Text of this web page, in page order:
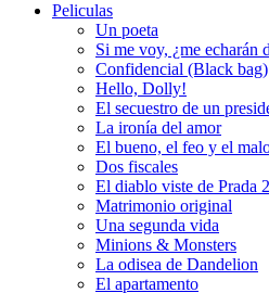
Peliculas
Un poeta
Si me voy, ¿me echarán
Confidencial (Black bag)
Hello, Dolly!
El secuestro de un
La ironía del amor
El bueno, el feo y el
Dos fiscales
El diablo viste de Prada 2
Matrimonio original
Una segunda vida
Minions & Monsters
La odisea de Dandelion
El apartamento